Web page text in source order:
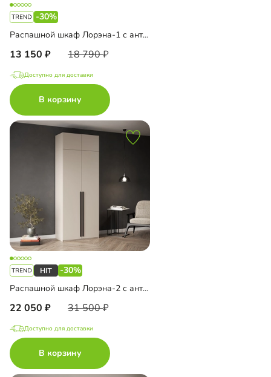
-30%
Распашной шкаф Лорэна-1 с антресолью
13 150 18 790
Доступно для доставки
В корзину
-30%
Распашной шкаф Лорэна-2 с антресолью
22 050 31 500
Доступно для доставки
В корзину